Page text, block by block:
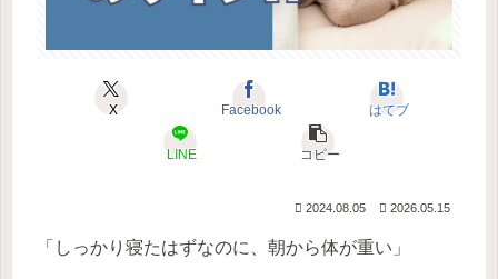
X Facebook はてブ
LINE コピー
2024.08.05 2026.05.15
「しっかり寝たはずなのに、朝から体が重い」